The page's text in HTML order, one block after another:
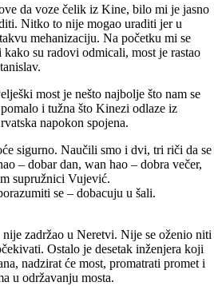
da voze čelik iz Kine, bilo mi je jasno
Nitko to nije mogao uraditi jer u
mehanizaciju. Na početku mi se
su radovi odmicali, most je rastao
most je nešto najbolje što nam se
i tužna što Kinezi odlaze iz
napokon spojena.
sigurno. Naučili smo i dvi, tri riči da se
– dobar dan, wan hao – dobra večer,
supružnici Vujević.
se – dobacuju u šali.
zadržao u Neretvi. Nije se oženio niti
Ostalo je desetak inženjera koji
nadzirat će most, promatrati promet i
u održavanju mosta.